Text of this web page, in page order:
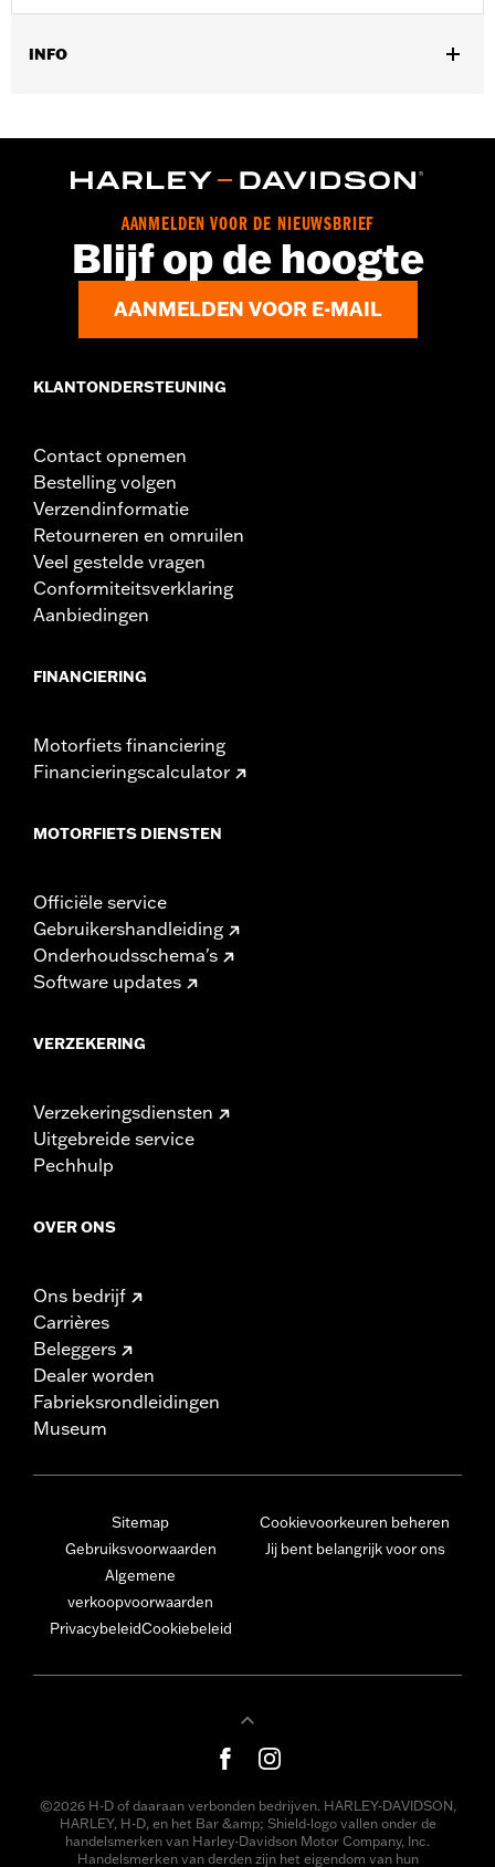
INFO
Installatie-instructies
AANMELDEN VOOR DE NIEUWSBRIEF
Blijf op de hoogte
AANMELDEN VOOR E-MAIL
KLANTONDERSTEUNING
Contact opnemen
Bestelling volgen
Verzendinformatie
Retourneren en omruilen
Veel gestelde vragen
Conformiteitsverklaring
Aanbiedingen
FINANCIERING
Motorfiets financiering
Financieringscalculator
MOTORFIETS DIENSTEN
Officiële service
Gebruikershandleiding
Onderhoudsschema's
Software updates
VERZEKERING
Verzekeringsdiensten
Uitgebreide service
Pechhulp
OVER ONS
Ons bedrijf
Carrières
Beleggers
Dealer worden
Fabrieksrondleidingen
Museum
Sitemap
Gebruiksvoorwaarden
Algemene
verkoopvoorwaarden
PrivacybeleidCookiebeleid
Cookievoorkeuren beheren
Jij bent belangrijk voor ons
©2026 H-D of daaraan verbonden bedrijven. HARLEY-DAVIDSON,
HARLEY, H-D, en het Bar &amp; Shield-logo vallen onder de
handelsmerken van Harley-Davidson Motor Company, Inc.
Handelsmerken van derden zijn het eigendom van hun